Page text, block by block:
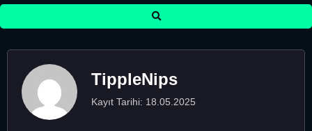
TippleNips
Kayıt Tarihi: 18.05.2025